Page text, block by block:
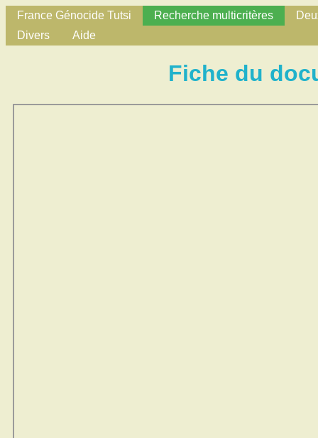
France Génocide Tutsi Recherche multicritères
Divers
Aide
Fiche du